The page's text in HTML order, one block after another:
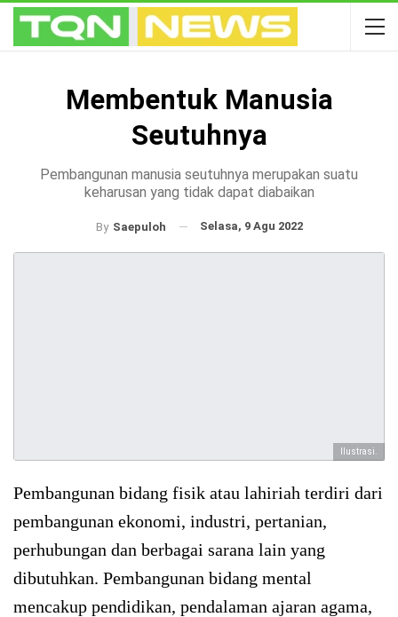
Membentuk Manusia
Seutuhnya
Pembangunan manusia seutuhnya merupakan suatu
keharusan yang tidak dapat diabaikan
By Saepuloh Selasa, 9 Agu 2022
Ilustrasi.
Pembangunan bidang fisik atau lahiriah terdiri dari
pembangunan ekonomi, industri, pertanian,
perhubungan dan berbagai sarana lain yang
dibutuhkan. Pembangunan bidang mental
mencakup pendidikan, pendalaman ajaran agama,